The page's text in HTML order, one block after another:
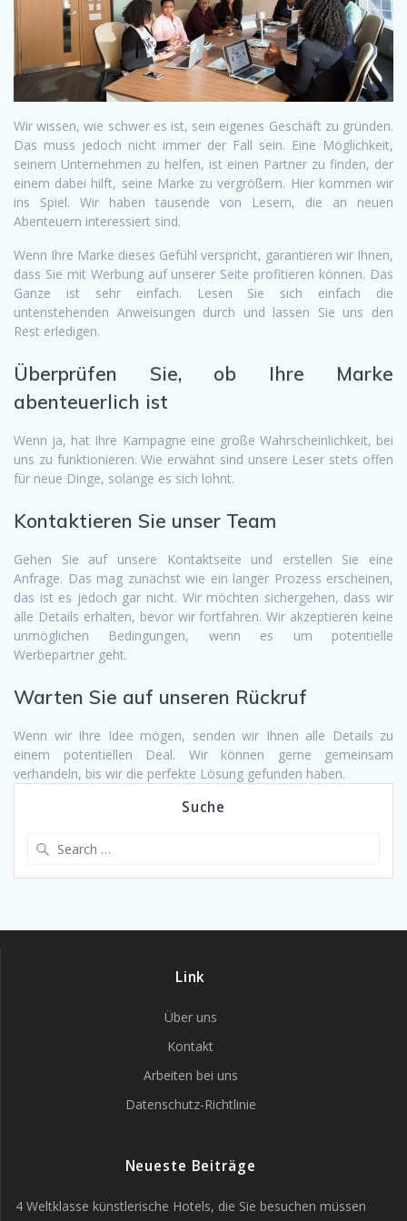
Wir wissen, wie schwer es ist, sein eigenes Geschäft zu gründen.
Das muss jedoch nicht immer der Fall sein. Eine Möglichkeit,
seinem Unternehmen zu helfen, ist einen Partner zu finden, der
einem dabei hilft, seine Marke zu vergrößern. Hier kommen wir
ins Spiel. Wir haben tausende von Lesern, die an neuen
Abenteuern interessiert sind.
Wenn Ihre Marke dieses Gefühl verspricht, garantieren wir Ihnen,
dass Sie mit Werbung auf unserer Seite profitieren können. Das
Ganze ist sehr einfach. Lesen Sie sich einfach die
untenstehenden Anweisungen durch und lassen Sie uns den
Rest erledigen.
Überprüfen Sie, ob Ihre Marke
abenteuerlich ist
Wenn ja, hat Ihre Kampagne eine große Wahrscheinlichkeit, bei
uns zu funktionieren. Wie erwähnt sind unsere Leser stets offen
für neue Dinge, solange es sich lohnt.
Kontaktieren Sie unser Team
Gehen Sie auf unsere Kontaktseite und erstellen Sie eine
Anfrage. Das mag zunächst wie ein langer Prozess erscheinen,
das ist es jedoch gar nicht. Wir möchten sichergehen, dass wir
alle Details erhalten, bevor wir fortfahren. Wir akzeptieren keine
unmöglichen Bedingungen, wenn es um potentielle
Werbepartner geht.
Warten Sie auf unseren Rückruf
Wenn wir Ihre Idee mögen, senden wir Ihnen alle Details zu
einem potentiellen Deal. Wir können gerne gemeinsam
verhandeln, bis wir die perfekte Lösung gefunden haben.
Suche
Link
Über uns
Kontakt
Arbeiten bei uns
Datenschutz-Richtlinie
Neueste Beiträge
4 Weltklasse künstlerische Hotels, die Sie besuchen müssen